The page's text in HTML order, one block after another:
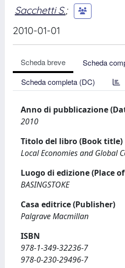
Sacchetti S.;
2010-01-01
Scheda breve
Scheda
Scheda completa (DC)
Anno di pubblicazione
2010
Titolo del libro (Book title)
Local Economies and Global
Luogo di edizione (Place
BASINGSTOKE
Casa editrice (Publisher)
Palgrave Macmillan
ISBN
978-1-349-32236-7
978-0-230-29496-7